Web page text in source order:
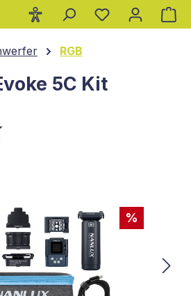
RGB
5C Kit
%